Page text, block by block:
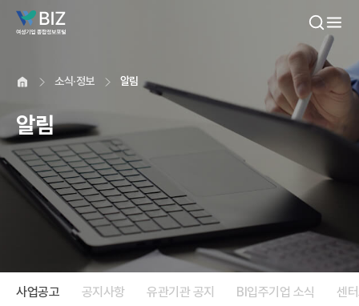
소식·정보 알림
알림
사업공고 공지사항 유관기관 공지 BI입주기업 소식 센